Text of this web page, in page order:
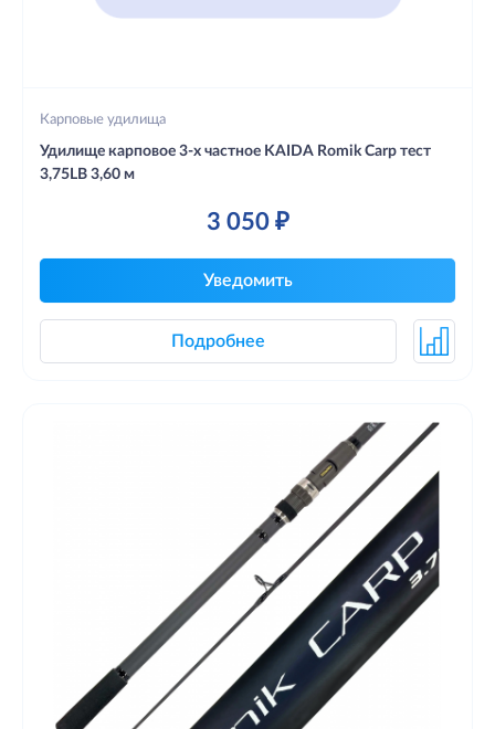
Карповые удилища
Удилище карповое 3-х частное KAIDA Romik Carp тест
3,75LB 3,60 м
3 050 ₽
Уведомить
Подробнее